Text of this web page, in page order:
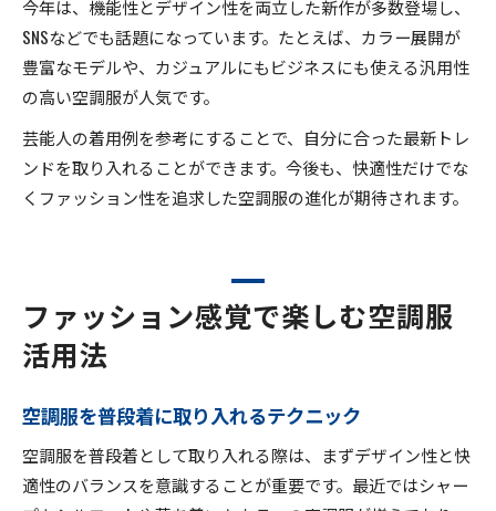
今年は、機能性とデザイン性を両立した新作が多数登場し、
SNSなどでも話題になっています。たとえば、カラー展開が
豊富なモデルや、カジュアルにもビジネスにも使える汎用性
の高い空調服が人気です。
芸能人の着用例を参考にすることで、自分に合った最新トレ
ンドを取り入れることができます。今後も、快適性だけでな
くファッション性を追求した空調服の進化が期待されます。
ファッション感覚で楽しむ空調服
活用法
空調服を普段着に取り入れるテクニック
空調服を普段着として取り入れる際は、まずデザイン性と快
適性のバランスを意識することが重要です。最近ではシャー